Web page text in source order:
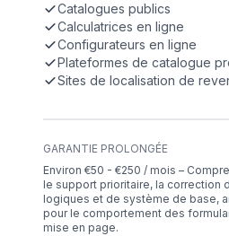
Catalogues publics
Calculatrices en ligne
Configurateurs en ligne
Plateformes de catalogue
Sites de localisation de
GARANTIE PROLONGÉE
Environ €50 - €250 / mois –
le support prioritaire, la correction
logiques et de système de base,
pour le comportement des
mise en page.